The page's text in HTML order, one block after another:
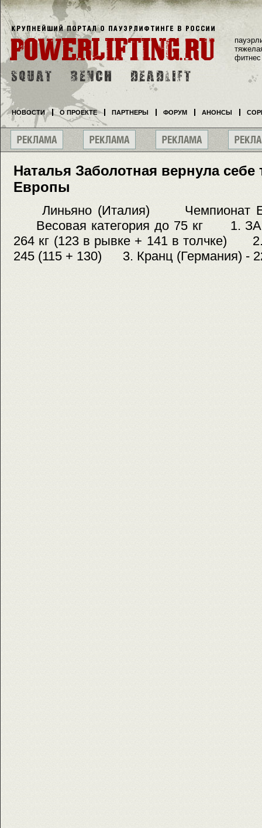
Наталья Заболотная вернула
Европы
Линьяно (Италия)
Весовая категория до 75 кг 1.
264 кг (123 в рывке + 141 в толчке)
245 (115 + 130) 3. Кранц (Германия) -
фитнес
НОВОСТИ О ПРОЕКТЕ ПАРТНЕРЫ ФОРУМ АНОНСЫ